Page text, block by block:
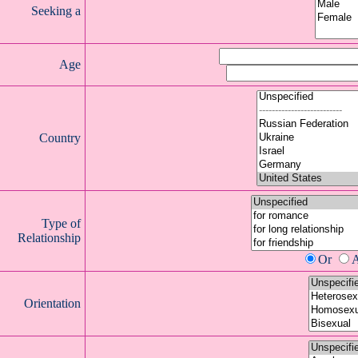
Seeking a
Age
Country
Type of
Relationship
Or
Orientation